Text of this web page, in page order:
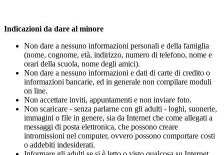
Indicazioni da dare al minore
Non dare a nessuno informazioni personali e della famiglia
(nome, cognome, età, indirizzo, numero di telefono, nome e
orari della scuola, nome degli amici).
Non dare a nessuno informazioni e dati di carte di credito o
informazioni bancarie, ed in generale non compilare moduli
on line.
Non accettare inviti, appuntamenti e non inviare foto.
Non scaricare - senza parlarne con gli adulti - loghi, suonerie,
immagini o file in genere, sia da Internet che come allegati a
messaggi di posta elettronica, che possono creare
intromissioni nel computer, ovvero possono comportare costi
o addebiti indesiderati.